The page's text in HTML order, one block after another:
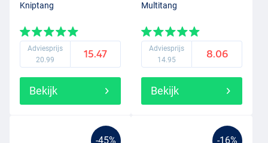
Kniptang
Adviesprijs
20.99
15.47
Bekijk
Multitang
Adviesprijs
14.95
8.06
Bekijk
-45% -16%